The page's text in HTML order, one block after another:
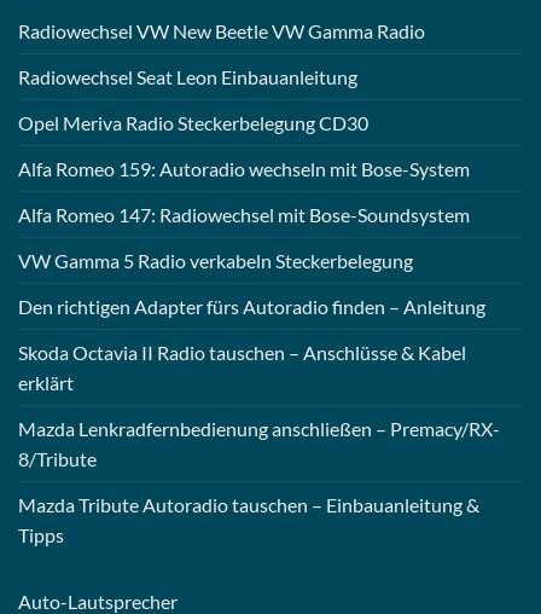
Radiowechsel VW New Beetle VW Gamma Radio
Radiowechsel Seat Leon Einbauanleitung
Opel Meriva Radio Steckerbelegung CD30
Alfa Romeo 159: Autoradio wechseln mit Bose-System
Alfa Romeo 147: Radiowechsel mit Bose-Soundsystem
VW Gamma 5 Radio verkabeln Steckerbelegung
Den richtigen Adapter fürs Autoradio finden – Anleitung
Skoda Octavia II Radio tauschen – Anschlüsse & Kabel
erklärt
Mazda Lenkradfernbedienung anschließen – Premacy/RX-
8/Tribute
Mazda Tribute Autoradio tauschen – Einbauanleitung &
Tipps
Auto-Lautsprecher